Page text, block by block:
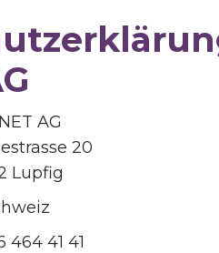
AG
20
Lupfig
464 41 41